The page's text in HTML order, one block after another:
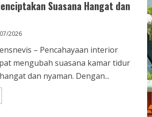
Suasana Hangat dan
2026
– Pencahayaan interior
mengubah suasana kamar tidur
dan nyaman. Dengan...